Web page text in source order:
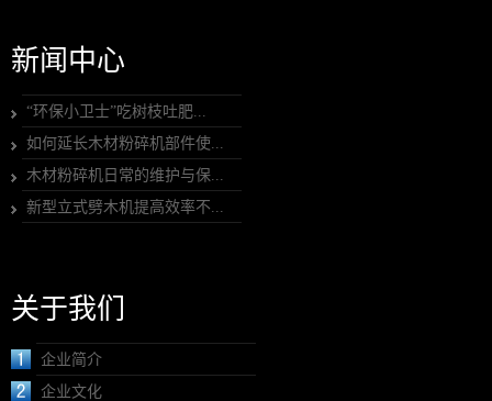
新闻中心
“环保小卫士”吃树枝吐肥...
如何延长木材粉碎机部件使...
木材粉碎机日常的维护与保...
新型立式劈木机提高效率不...
关于我们
企业简介
企业文化